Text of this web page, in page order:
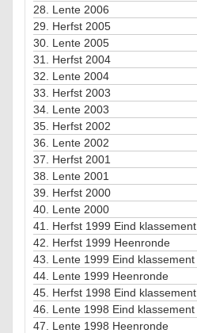
28. Lente 2006
29. Herfst 2005
30. Lente 2005
31. Herfst 2004
32. Lente 2004
33. Herfst 2003
34. Lente 2003
35. Herfst 2002
36. Lente 2002
37. Herfst 2001
38. Lente 2001
39. Herfst 2000
40. Lente 2000
41. Herfst 1999 Eind klassement
42. Herfst 1999 Heenronde
43. Lente 1999 Eind klassement
44. Lente 1999 Heenronde
45. Herfst 1998 Eind klassement
46. Lente 1998 Eind klassement
47. Lente 1998 Heenronde